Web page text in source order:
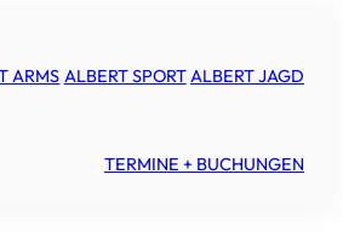
ARMS ALBERT SPORTALBERT JAGD
TERMINE + BUCHUNGEN